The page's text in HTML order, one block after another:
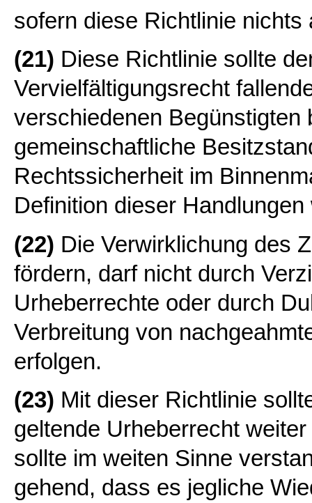
sofern diese Richtlinie nichts
(21) Diese Richtlinie sollte
Vervielfältigungsrecht
verschiedenen Begünstigten
gemeinschaftliche
Rechtssicherheit im
Definition dieser
(22) Die Verwirklichung des
fördern, darf nicht durch
Urheberrechte oder durch
Verbreitung von
erfolgen.
(23) Mit dieser Richtlinie
geltende Urheberrecht
sollte im weiten Sinne
gehend, dass es jegliche